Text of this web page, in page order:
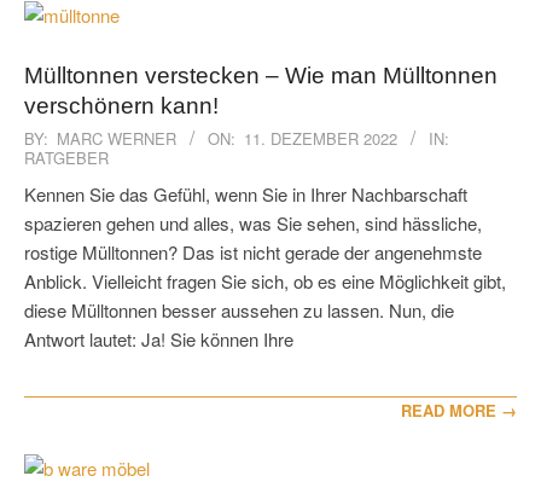
Mülltonnen verstecken – Wie man Mülltonnen
verschönern kann!
2022-
12-
11
BY: MARC WERNER ON: 11. DEZEMBER 2022
IN:
RATGEBER
Kennen Sie das Gefühl, wenn Sie in Ihrer Nachbarschaft
spazieren gehen und alles, was Sie sehen, sind hässliche,
rostige Mülltonnen? Das ist nicht gerade der angenehmste
Anblick. Vielleicht fragen Sie sich, ob es eine Möglichkeit gibt,
diese Mülltonnen besser aussehen zu lassen. Nun, die
Antwort lautet: Ja! Sie können Ihre
READ MORE →